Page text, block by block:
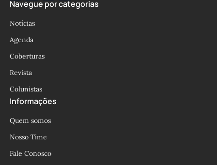
Navegue por categorias
Notícias
Agenda
Coberturas
Revista
Colunistas
Informações
Quem somos
Nosso Time
Fale Conosco